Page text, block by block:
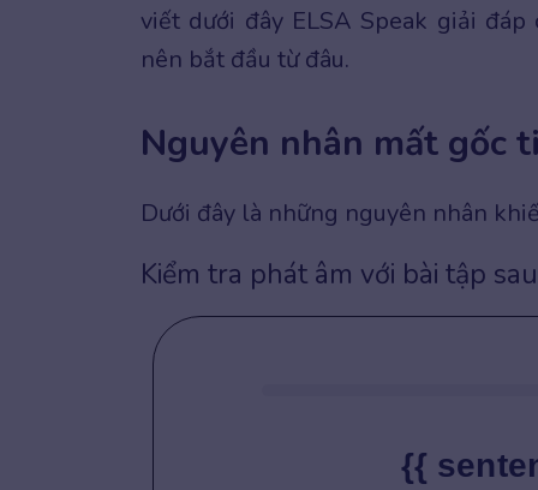
viết dưới đây ELSA Speak giải đáp
nên bắt đầu từ đâu.
Nguyên nhân mất gốc
Dưới đây là những nguyên nhân
Kiểm tra phát âm với bài tập
{{